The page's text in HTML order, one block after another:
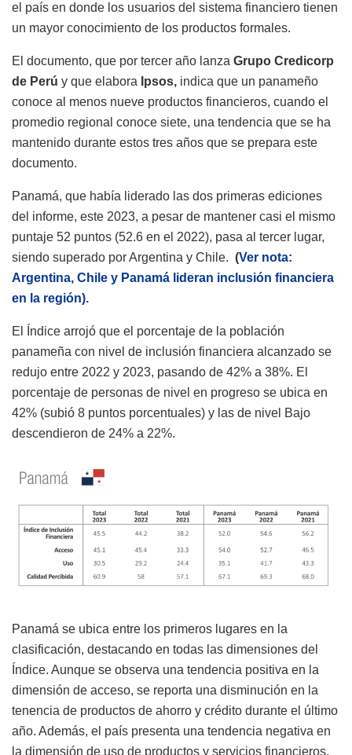
el país en donde los usuarios del sistema financiero tienen
un mayor conocimiento de los productos formales.
El documento, que por tercer año lanza Grupo Credicorp
de Perú y que elabora Ipsos, indica que un panameño
conoce al menos nueve productos financieros, cuando el
promedio regional conoce siete, una tendencia que se ha
mantenido durante estos tres años que se prepara este
documento.
Panamá, que había liderado las dos primeras ediciones
del informe, este 2023, a pesar de mantener casi el mismo
puntaje 52 puntos (52.6 en el 2022), pasa al tercer lugar,
siendo superado por Argentina y Chile. (Ver nota:
Argentina, Chile y Panamá lideran inclusión financiera
en la región).
El Índice arrojó que el porcentaje de la población
panameña con nivel de inclusión financiera alcanzado se
redujo entre 2022 y 2023, pasando de 42% a 38%. El
porcentaje de personas de nivel en progreso se ubica en
42% (subió 8 puntos porcentuales) y las de nivel Bajo
descendieron de 24% a 22%.
Panamá se ubica entre los primeros lugares en la
clasificación, destacando en todas las dimensiones del
Índice. Aunque se observa una tendencia positiva en la
dimensión de acceso, se reporta una disminución en la
tenencia de productos de ahorro y crédito durante el último
año. Además, el país presenta una tendencia negativa en
la dimensión de uso de productos y servicios financieros,